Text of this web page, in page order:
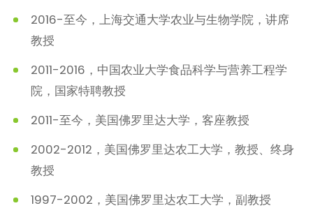
2016-至今，上海交通大学农业与生物学院，讲席
教授
2011-2016，中国农业大学食品科学与营养工程学
院，国家特聘教授
2011-至今，美国佛罗里达大学，客座教授
2002-2012，美国佛罗里达农工大学，教授、终身
教授
1997-2002，美国佛罗里达农工大学，副教授